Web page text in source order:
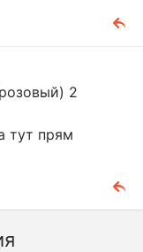
2
тут прям